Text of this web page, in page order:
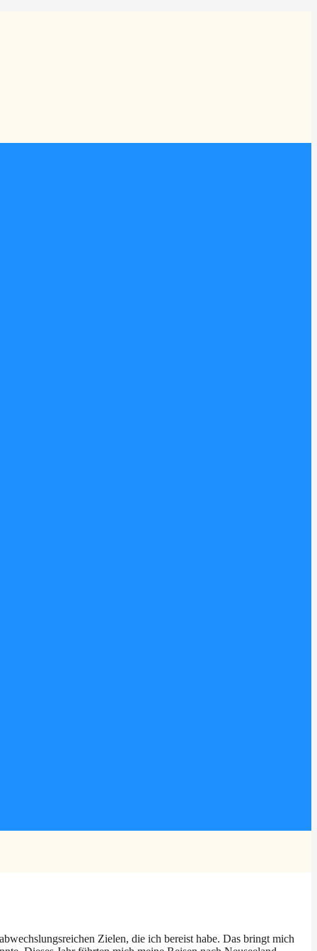
Zielen, die ich bereist habe. Das bringt mich